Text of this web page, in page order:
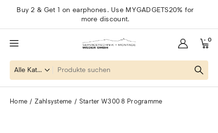
Buy 2 & Get 1 on earphones. Use MYGADGETS20% for
more discount.
0
Home Zahlsysteme Starter W300 8 Programme